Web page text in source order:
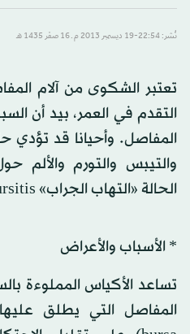
نُشر: 22:54-19 ديسمبر 2013 م ـ 16 صفَر 1435 هـ
تعتبر الشكوى من آلام
التقدم في العمر، بيد أن
المفاصل. وأحيانا قد تؤدي
والتيبس والتورم
الحالة «التهاب الجراب» bursitis.
* الأسباب والأعراض
تساعد الأكياس المملوءة
المفاصل التي يطلق